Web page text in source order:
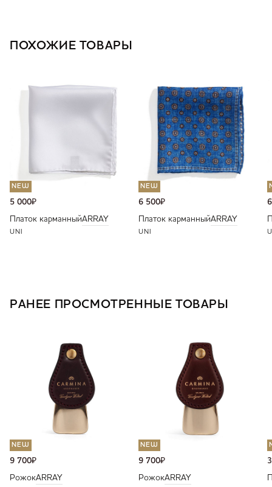
ПОХОЖИЕ ТОВАРЫ
NEW
5 000₽
Платок карманныйARRAY
UNI
NEW
6 500₽
Платок карманныйARRAY
UNI
РАНЕЕ ПРОСМОТРЕННЫЕ ТОВАРЫ
NEW
9 700₽
РожокARRAY
NEW
9 700₽
РожокARRAY